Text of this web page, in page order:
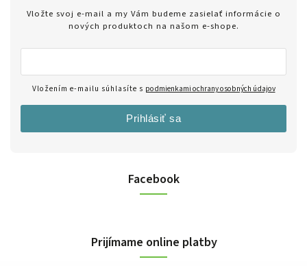
Facebook
Prijímame online platby
Vložte svoj e-mail a my Vám budeme zasielať informácie o
nových produktoch na našom e-shope.
Vložením e-mailu súhlasíte s podmienkami ochrany osobných údajov
Prihlásiť sa